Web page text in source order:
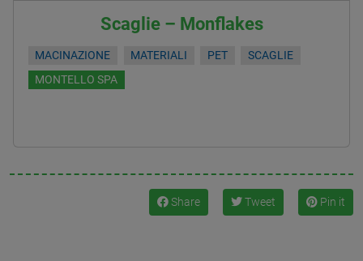
Scaglie – Monflakes
MACINAZIONE MATERIALI PET
SCAGLIE
MONTELLO SPA
Share Tweet Pin it